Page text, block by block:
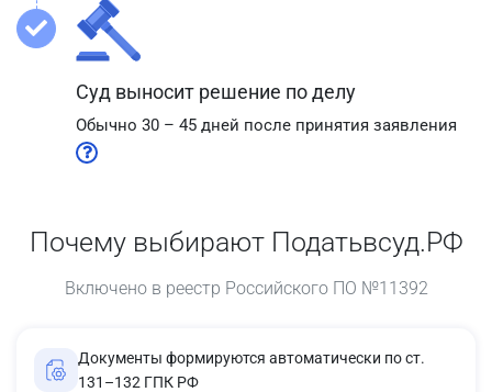
Суд выносит решение по делу
Обычно 30 – 45 дней после принятия заявления
Почему выбирают Податьвсуд.РФ
Включено в реестр Российского ПО №11392
Документы формируются автоматически по ст.
131–132 ГПК РФ